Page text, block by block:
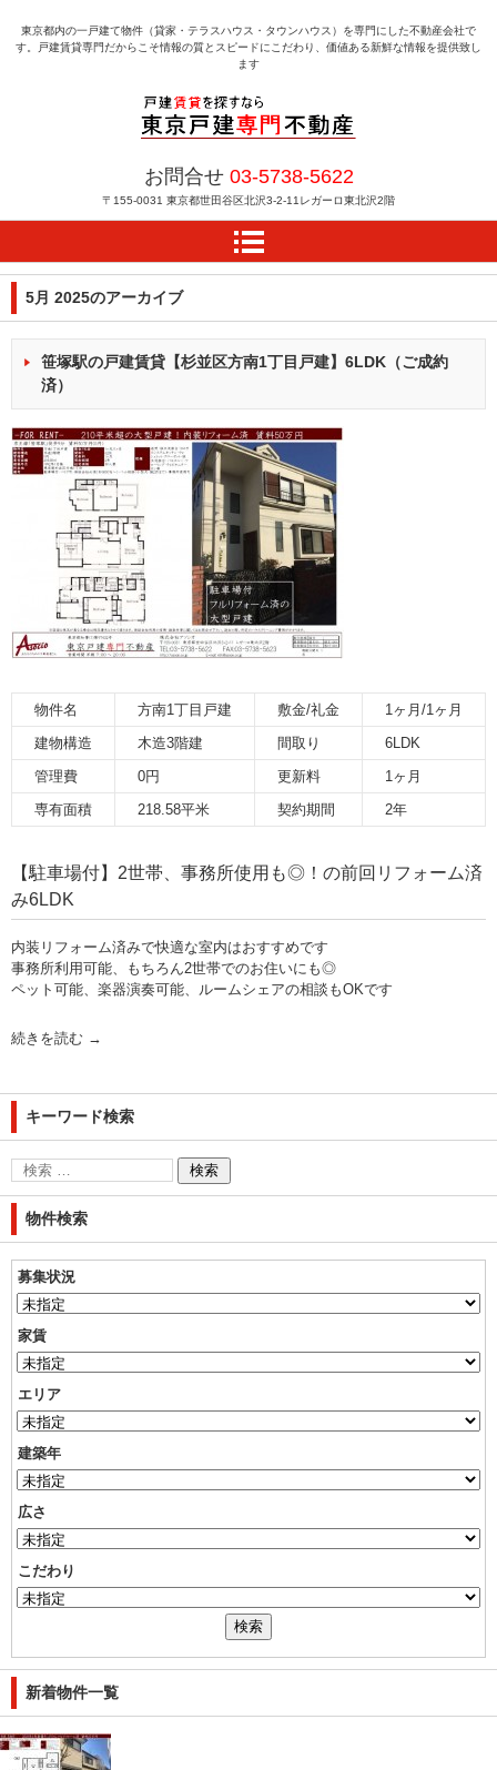
戸建賃貸を探すなら東京
戸建専門不動産
東京都内の一戸建て物件（貸家・テラスハウス・タウンハウス）を専門にした不動産会社で
す。戸建賃貸専門だからこそ情報の質とスピードにこだわり、価値ある新鮮な情報を提供致し
ます
お問合せ 03-5738-5622
〒155-0031 東京都世田谷区北沢3-2-11レガーロ東北沢2階
5月 2025のアーカイブ
笹塚駅の戸建賃貸【杉並区方南1丁目戸建】6LDK（ご成約
済）
物件名 方南1丁目戸建 敷金/礼金
1ヶ月/1ヶ月
建物構造
木造3階建 間取り
6LDK
管理費
0円 更新料
1ヶ月
専有面積
218.58平米 契約期間 2年
【駐車場付】2世帯、事務所使用も◎！の前回リフォーム済
み6LDK
内装リフォーム済みで快適な室内はおすすめです
事務所利用可能、もちろん2世帯でのお住いにも◎
ペット可能、楽器演奏可能、ルームシェアの相談もOKです
続きを読む →
キーワード検索
物件検索
募集状況
家賃
エリア
建築年
広さ
こだわり
新着物件一覧